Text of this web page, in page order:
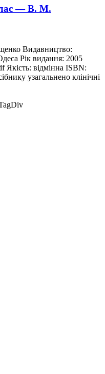
— В. М.
Видавництво:
Рік видання: 2005
Якість: відмінна ISBN:
узагальнено клiнiчнi